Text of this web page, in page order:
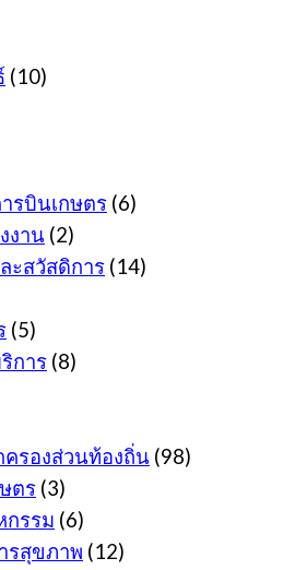
(10)
รบินเกษตร (6)
งาน (2)
ะสวัสดิการ (14)
(5)
การ (8)
ครองส่วนท้องถิ่น (98)
ตร (3)
กรรม (6)
รสุขภาพ (12)